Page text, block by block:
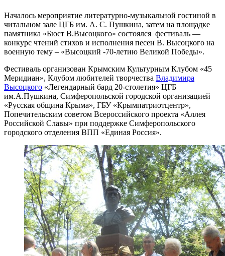
Началось мероприятие литературно-музыкальной гостиной в
читальном зале ЦГБ им. А. С. Пушкина, затем на площадке
памятника «Бюст В.Высоцкого» состоялся фестиваль —
конкурс чтений стихов и исполнения песен В. Высоцкого на
военную тему – «Bысоцкий -70-летию Великой Победы».
Фестиваль организован Крымским Культурным Клубом «45
Меридиан», Клубом любителей творчества Владимира
Высоцкого «Легендарный бард 20-столетия» ЦГБ
им.А.Пушкина, Симферопольской городской организацией
«Русская община Крыма», ГБУ «Крымпатриотцентр»,
Попечительским советом Всероссийского проекта «Аллея
Российской Славы» при поддержке Симферопольского
городского отделения ВПП «Единая Россия».